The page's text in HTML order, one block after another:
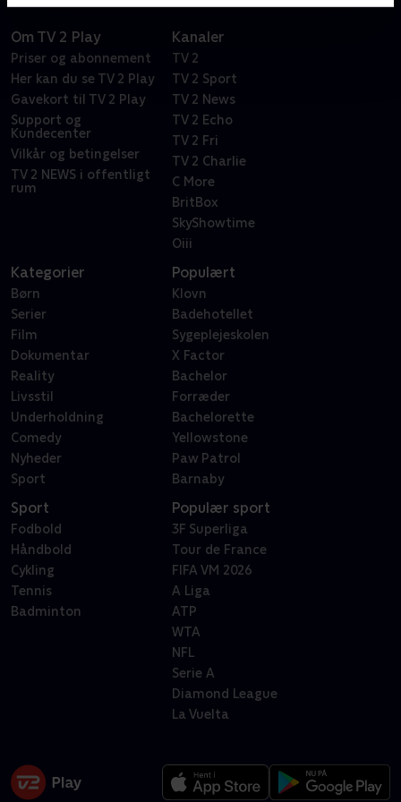
Om TV 2 Play
Priser og abonnement
Her kan du se TV 2 Play
Gavekort til TV 2 Play
Support og
Kundecenter
Vilkår og betingelser
TV 2 NEWS i offentligt
rum
Kanaler
TV 2
TV 2 Sport
TV 2 News
TV 2 Echo
TV 2 Fri
TV 2 Charlie
C More
BritBox
SkyShowtime
Oiii
Kategorier
Børn
Serier
Film
Dokumentar
Reality
Livsstil
Underholdning
Comedy
Nyheder
Sport
Populært
Klovn
Badehotellet
Sygeplejeskolen
X Factor
Bachelor
Forræder
Bachelorette
Yellowstone
Paw Patrol
Barnaby
Sport
Fodbold
Håndbold
Cykling
Tennis
Badminton
Populær sport
3F Superliga
Tour de France
FIFA VM 2026
A Liga
ATP
WTA
NFL
Serie A
Diamond League
La Vuelta